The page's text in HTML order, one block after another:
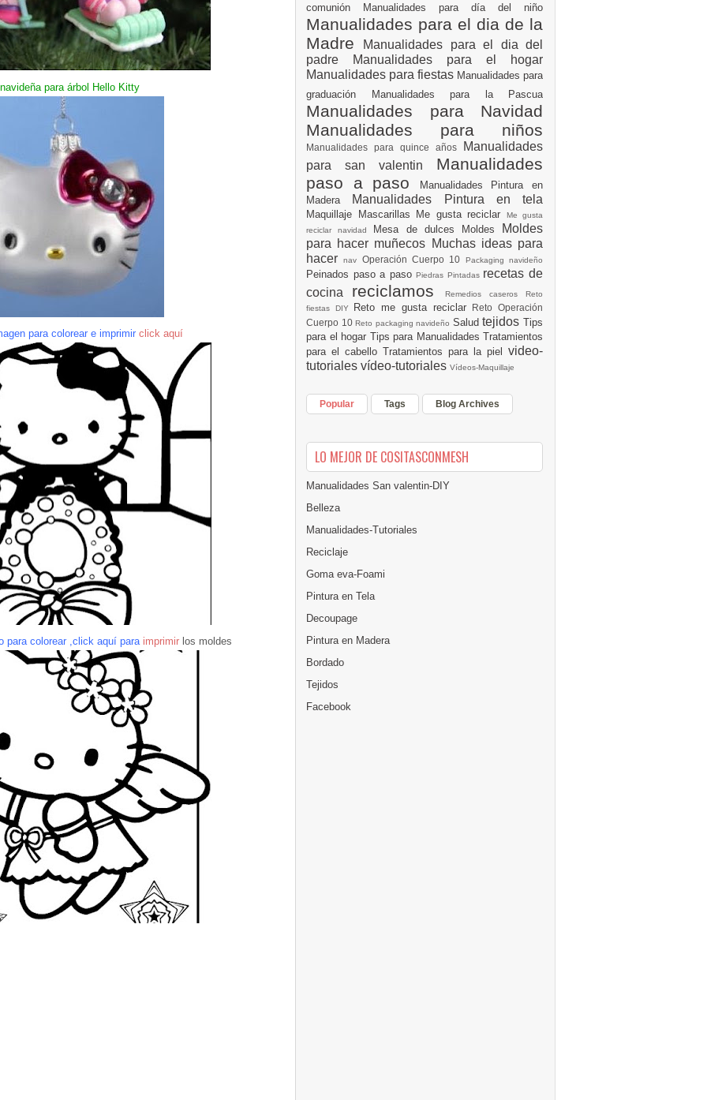
para árbol Hello Kitty
para colorear e imprimir click aquí
para colorear ,clickaquí paraimprimir los moldes
comunión Manualidades para día del niño
Manualidades para el dia de la
Madre
Manualidades para el dia del
padre
Manualidades para el hogar
Manualidades para fiestas Manualidades para
graduación Manualidades para la Pascua
Manualidades para Navidad
Manualidades para niños
Manualidades para quince años
Manualidades
para san valentin Manualidades
paso a paso
Manualidades Pintura en
Madera
Manualidades Pintura en tela
Maquillaje Mascarillas Me gusta reciclar
Me gusta
reciclar navidad Mesa de dulces Moldes
Moldes
para hacer muñecos Muchas ideas para
hacernav Operación Cuerpo 10 Packaging navideño
Peinados paso a pasoPiedras Pintadas recetas de
cocina reciclamos Remedios caseros Reto
fiestas DIY Reto me gusta reciclar
Reto Operación
Cuerpo 10Reto packaging navideño SaludtejidosTips
para el hogar Tips para Manualidades Tratamientos
para el cabello Tratamientos para la piel video-
tutoriales vídeo-tutoriales Vídeos-Maquillaje
Popular Tags Blog Archives
LO MEJOR DE COSITASCONMESH
Manualidades San valentin-DIY
Belleza
Manualidades-Tutoriales
Reciclaje
Goma eva-Foami
Pintura en Tela
Decoupage
Pintura en Madera
Bordado
Tejidos
Facebook